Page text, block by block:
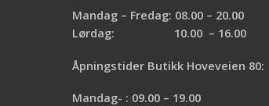
fjerner vond lukt.
Mudin avløpsåpner skal ikke blandes
Mandag – Fredag: 08.00 – 20.00
Lørdag: 10.00 – 16.00
Åpningstider Butikk Hoveveien 80:
Mandag- : 09.00 – 19.00